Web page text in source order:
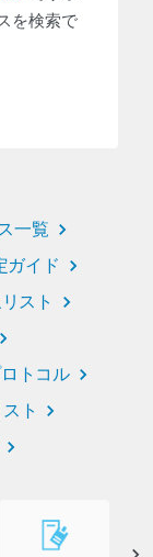
を検索で
一覧
ガイド
スト
トコル
ト